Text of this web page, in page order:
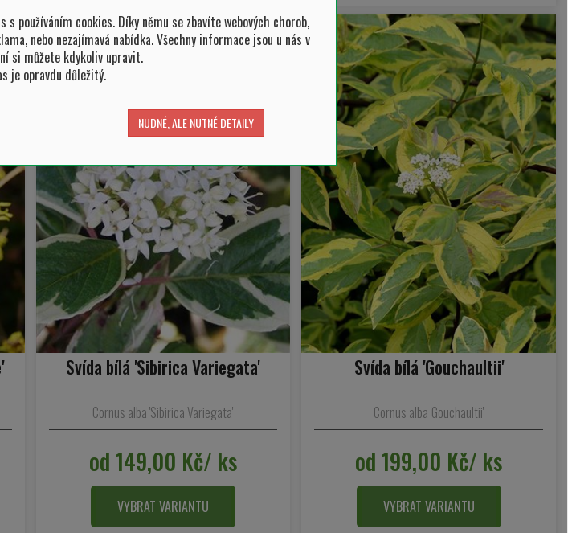
Svída bílá 'Sibirica Variegata'
Cornus alba 'Sibirica Variegata'
od 149,00 Kč/ ks
VYBRAT VARIANTU
Svída bílá 'Gouchaultii'
Cornus alba 'Gouchaultii'
od 199,00 Kč/ ks
VYBRAT VARIANTU
používáním cookies. Díky němu se zbavíte webových chorob,
nebo nezajímavá nabídka. Všechny informace jsou u nás v
si můžete kdykoliv upravit.
je opravdu důležitý.
NUDNÉ, ALE NUTNÉ DETAILY